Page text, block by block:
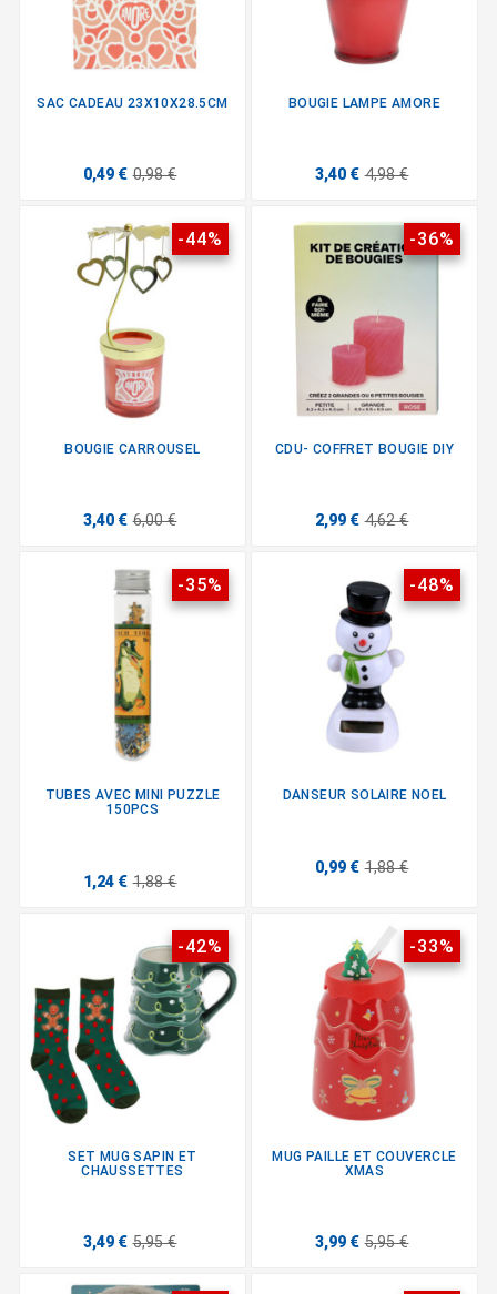
SAC CADEAU 23X10X28.5CM
0,49 € 0,98 €
BOUGIE LAMPE AMORE
3,40 € 4,98 €
-44%
BOUGIE CARROUSEL
3,40 € 6,00 €
-36%
CDU- COFFRET BOUGIE DIY
2,99 € 4,62 €
-35%
TUBES AVEC MINI PUZZLE
150PCS
1,24 € 1,88 €
-48%
DANSEUR SOLAIRE NOEL
0,99 € 1,88 €
-42%
SET MUG SAPIN ET
CHAUSSETTES
3,49 € 5,95 €
-33%
MUG PAILLE ET COUVERCLE
XMAS
3,99 € 5,95 €